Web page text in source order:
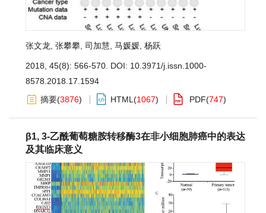
张文龙 张攀攀 司加慧 马媛媛 杨跃
2018, 45(8): 566-570. DOI: 10.3971/j.issn.1000-
8578.2018.17.1594
摘要(3876) HTML (1067) PDF(747)
β1, 3-乙酰葡萄糖胺转移酶3在非小细胞肺癌中的表达
及其临床意义